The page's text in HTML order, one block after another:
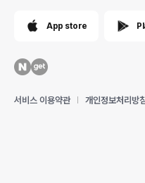
App store
서비스 이용약관 개인정보처리방